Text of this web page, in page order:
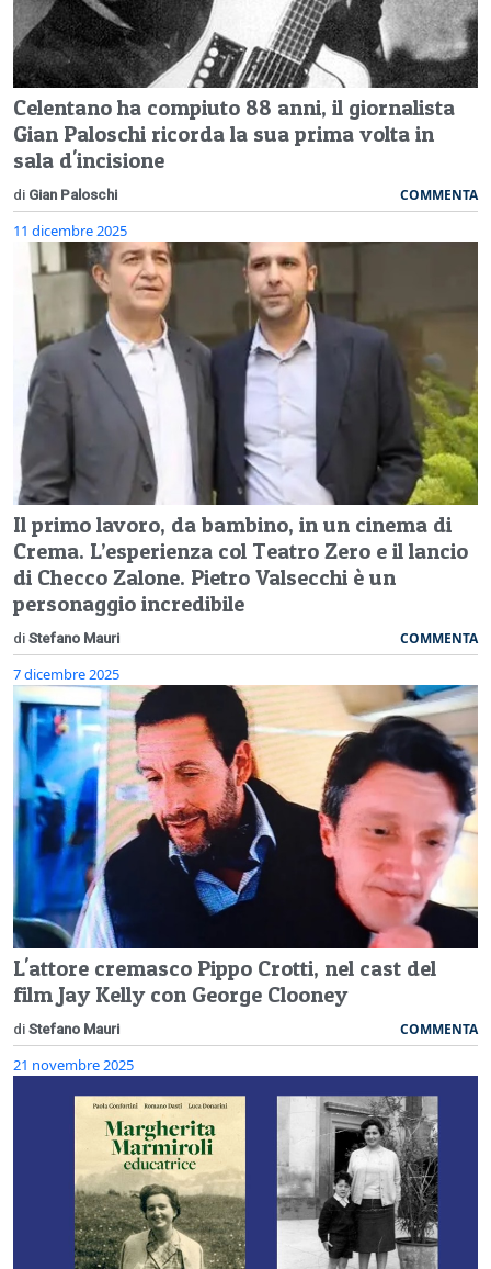
Celentano ha compiuto 88 anni, il giornalista
Gian Paloschi ricorda la sua prima volta in
sala d'incisione
di Gian Paloschi COMMENTA
11 dicembre 2025
Il primo lavoro, da bambino, in un cinema di
Crema. L’esperienza col Teatro Zero e il lancio
di Checco Zalone. Pietro Valsecchi è un
personaggio incredibile
di Stefano Mauri COMMENTA
7 dicembre 2025
L'attore cremasco Pippo Crotti, nel cast del
film Jay Kelly con George Clooney
di Stefano Mauri COMMENTA
21 novembre 2025